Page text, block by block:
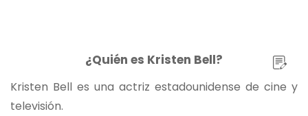
¿Quién es Kristen Bell?
Kristen Bell es una actriz estadounidense de cine y
televisión.